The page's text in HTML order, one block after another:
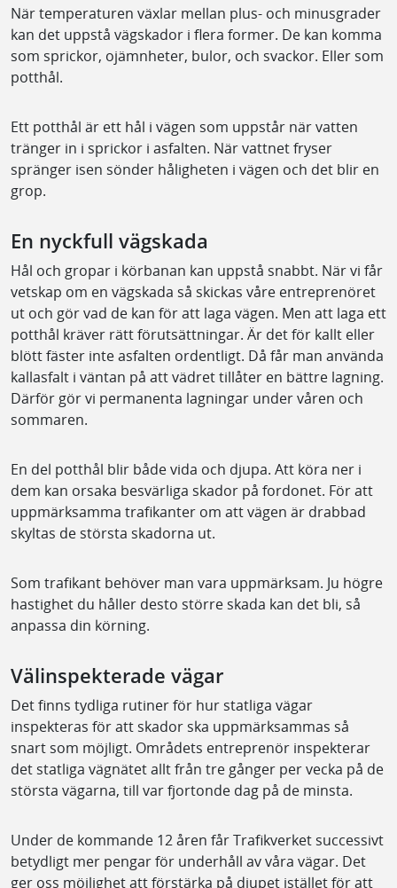
När temperaturen växlar mellan plus- och minusgrader
kan det uppstå vägskador i flera former. De kan komma
som sprickor, ojämnheter, bulor, och svackor. Eller som
potthål.
Ett potthål är ett hål i vägen som uppstår när vatten
tränger in i sprickor i asfalten. När vattnet fryser
spränger isen sönder håligheten i vägen och det blir en
grop.
En nyckfull vägskada
Hål och gropar i körbanan kan uppstå snabbt. När vi får
vetskap om en vägskada så skickas våre entreprenöret
ut och gör vad de kan för att laga vägen. Men att laga ett
potthål kräver rätt förutsättningar. Är det för kallt eller
blött fäster inte asfalten ordentligt. Då får man använda
kallasfalt i väntan på att vädret tillåter en bättre lagning.
Därför gör vi permanenta lagningar under våren och
sommaren.
En del potthål blir både vida och djupa. Att köra ner i
dem kan orsaka besvärliga skador på fordonet. För att
uppmärksamma trafikanter om att vägen är drabbad
skyltas de största skadorna ut.
Som trafikant behöver man vara uppmärksam. Ju högre
hastighet du håller desto större skada kan det bli, så
anpassa din körning.
Välinspekterade vägar
Det finns tydliga rutiner för hur statliga vägar
inspekteras för att skador ska uppmärksammas så
snart som möjligt. Områdets entreprenör inspekterar
det statliga vägnätet allt från tre gånger per vecka på de
största vägarna, till var fjortonde dag på de minsta.
Under de kommande 12 åren får Trafikverket successivt
betydligt mer pengar för underhåll av våra vägar. Det
ger oss möjlighet att förstärka på djupet istället för att